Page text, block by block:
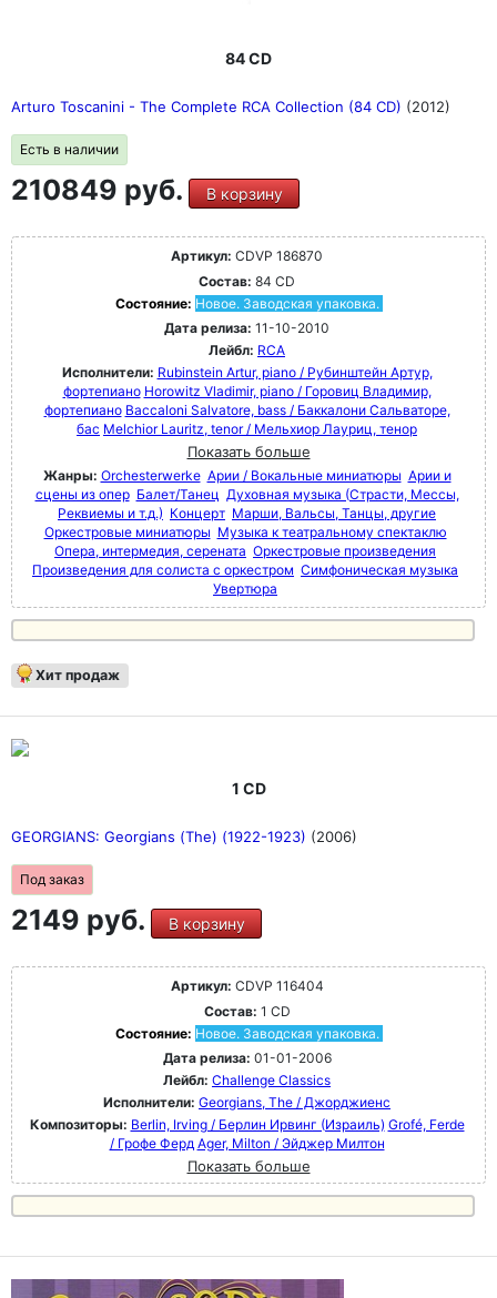
84 CD
Arturo Toscanini - The Complete RCA Collection (84 CD) (2012)
Есть в наличии
210849 руб. В корзину
Артикул: CDVP 186870
Состав: 84 CD
Состояние: Новое. Заводская упаковка.
Дата релиза: 11-10-2010
Лейбл: RCA
Исполнители: Rubinstein Artur, piano / Рубинштейн Артур,
фортепиано Horowitz Vladimir, piano / Горовиц Владимир,
фортепиано Baccaloni Salvatore, bass / Баккалони Сальваторе,
бас Melchior Lauritz, tenor / Мельхиор Лауриц, тенор
Показать больше
Жанры: Orchesterwerke Арии / Вокальные миниатюры Арии и
сцены из опер Балет/Танец Духовная музыка (Страсти, Мессы,
Реквиемы и т.д.) Концерт Марши, Вальсы, Танцы, другие
Оркестровые миниатюры Музыка к театральному спектаклю
Опера, интермедия, серената Оркестровые произведения
Произведения для солиста с оркестром Симфоническая музыка
Увертюра
Хит продаж
1 CD
GEORGIANS: Georgians (The) (1922-1923) (2006)
Под заказ
2149 руб. В корзину
Артикул: CDVP 116404
Состав: 1 CD
Состояние: Новое. Заводская упаковка.
Дата релиза: 01-01-2006
Лейбл: Challenge Classics
Исполнители: Georgians, The / Джорджиенс
Композиторы: Berlin, Irving / Берлин Ирвинг (Израиль) Grofé, Ferde
/ Грофе Ферд Ager, Milton / Эйджер Милтон
Показать больше